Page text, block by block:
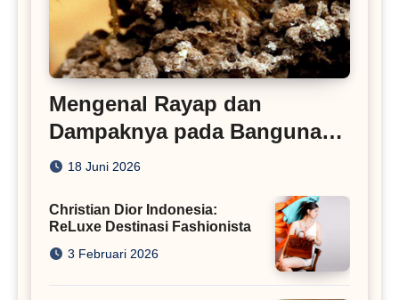
Mengenal Rayap dan
Dampaknya pada Bangunan
Rumah
18 Juni 2026
Christian Dior Indonesia:
ReLuxe Destinasi Fashionista
3 Februari 2026